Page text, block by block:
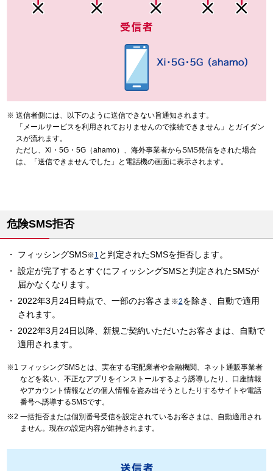
送信者側には、以下のように送信できない旨通知されます。
「メールサービスを利用されておりませんので接続できません」とガイダン
スが流れます。
ただし、Xi・5G・5G（ahamo）、海外事業者からSMS発信をされた場合
は、「送信できませんでした」と電話機の画面に表示されます。
危険SMS拒否
フィッシングSMS※1 と判定されたSMSを拒否します。
設定が完了するとすぐにフィッシングSMSと判定されたSMSが
届かなくなります。
2022年3月24日時点で、一部のお客さま ※2を除き、自動で適用
されます。
2022年3月24日以降、新規ご契約いただいたお客さまは、自動で
適用されます。
フィッシングSMSとは、実在する宅配業者や金融機関、ネット通販事業者
などを装い、不正なアプリをインストールするよう誘導したり、口座情報
やアカウント情報などの個人情報を盗み出そうとしたりするサイトや電話
番号へ誘導するSMSです。
一括拒否または個別番号受信を設定されているお客さまは、自動適用され
ません。現在の設定内容が維持されます。